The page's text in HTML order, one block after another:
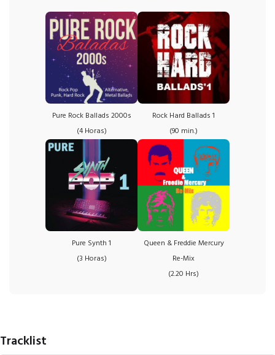
Pure Rock Ballads 2000s
(4 Horas)
Rock Hard Ballads 1
(90 min.)
Pure Synth 1
(3 Horas)
Queen & Freddie Mercury
Re-Mix
(2.20 Hrs)
Tracklist